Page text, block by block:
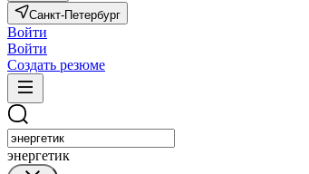
Санкт-Петербург
Войти
Войти
Создать резюме
энергетик